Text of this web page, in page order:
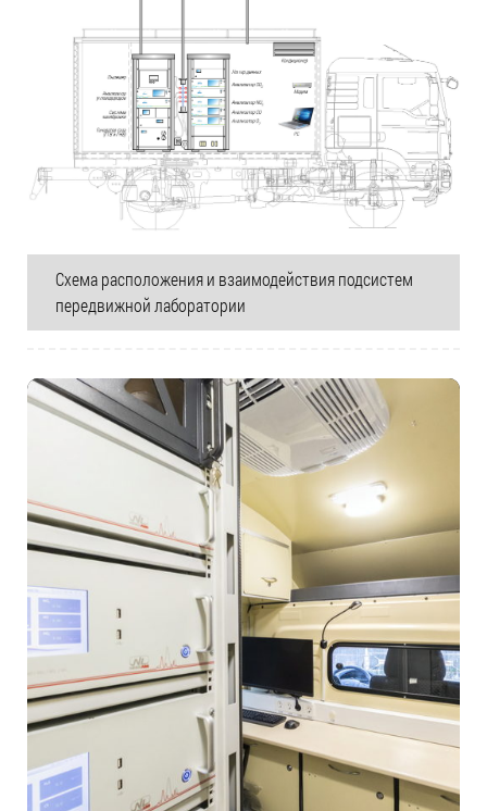
Схема расположения и взаимодействия подсистем
передвижной лаборатории